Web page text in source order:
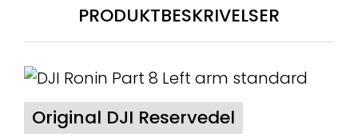
PRODUKTBESKRIVELSER
Original DJI Reservedel